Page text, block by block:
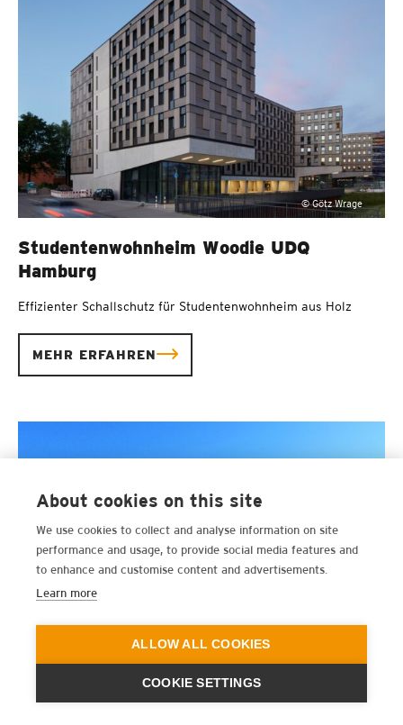
© Götz Wrage
Studentenwohnheim Woodie UDQ
Hamburg
Effizienter Schallschutz für Studentenwohnheim aus Holz
MEHR ERFAHREN
Leichtbautreppenlagerung in einer
Reihenhausanlage
About cookies on this site
We use cookies to collect and analyse information on site
performance and usage, to provide social media features and
to enhance and customise content and advertisements.
Learn more
ALLOW ALL COOKIES
COOKIE SETTINGS